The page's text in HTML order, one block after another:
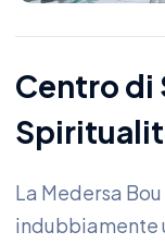
Centro di
La Medersa
indubbiamente